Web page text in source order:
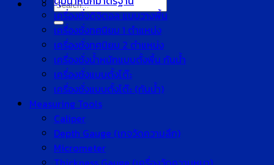
Search
for:
เครื่องชั่งดิจิตอล แบบวางพื้น
เครื่องชั่งทศนิยม 1 ตำแหน่ง
เครื่องชั่งทศนิยม 2 ตำแหน่ง
เครื่องชั่งน้ำหนักแบบตั้งพื้น กันน้ำ
เครื่องชั่งแบบตั้งโต๊ะ
เครื่องชั่งแบบตั้งโต๊ะ (กันน้ำ)
Measuring Tools
Caliper
Depth Gauge (เกจวัดความลึก)
Micrometer